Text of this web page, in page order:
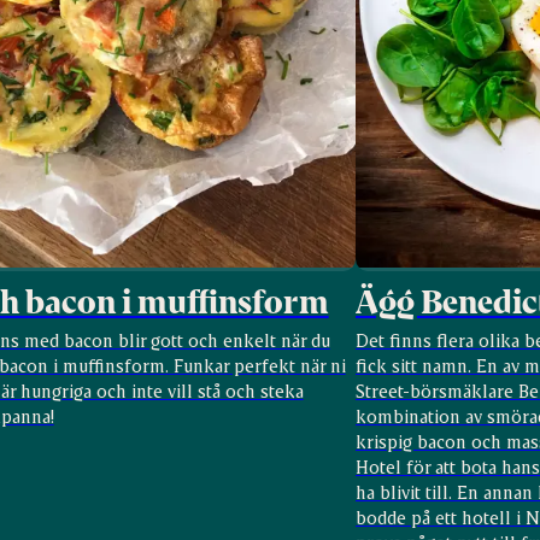
bacon i muffinsform
med bacon blir gott och enkelt när du
i muffinsform. Funkar perfekt när ni
hungriga och inte vill stå och steka
Ägg
Det finns flera olika
fick sitt namn. En av
Street-börsmäklare
kombination av
krispig bacon och
Hotel för att bota
ha blivit till. En annan
bodde på ett hotell i